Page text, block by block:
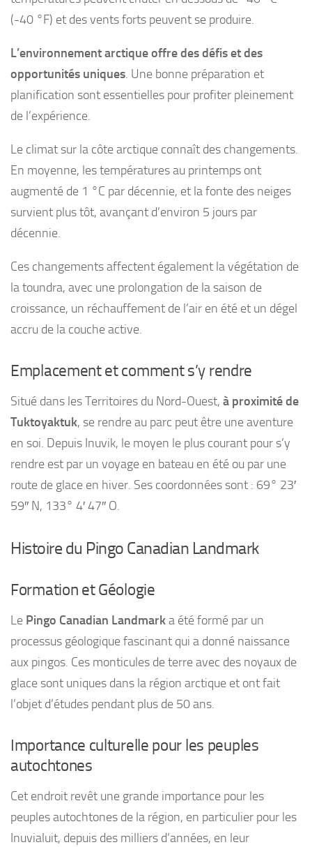
(-40 °F) et des vents forts peuvent se produire.
L’environnement arctique offre des défis et des
opportunités uniques. Une bonne préparation et
planification sont essentielles pour profiter pleinement
de l’expérience.
Le climat sur la côte arctique connaît des changements.
En moyenne, les températures au printemps ont
augmenté de 1 °C par décennie, et la fonte des neiges
survient plus tôt, avançant d’environ 5 jours par
décennie.
Ces changements affectent également la végétation de
la toundra, avec une prolongation de la saison de
croissance, un réchauffement de l’air en été et un dégel
accru de la couche active.
Emplacement et comment s’y rendre
Situé dans les Territoires du Nord-Ouest, à proximité de
Tuktoyaktuk, se rendre au parc peut être une aventure
en soi. Depuis Inuvik, le moyen le plus courant pour s’y
rendre est par un voyage en bateau en été ou par une
route de glace en hiver. Ses coordonnées sont : 69° 23′
59″ N, 133° 4′ 47″ O.
Histoire du Pingo Canadian Landmark
Formation et Géologie
Le Pingo Canadian Landmarka été formé par un
processus géologique fascinant qui a donné naissance
aux pingos. Ces monticules de terre avec des noyaux de
glace sont uniques dans la région arctique et ont fait
l’objet d’études pendant plus de 50 ans.
Importance culturelle pour les peuples
autochtones
Cet endroit revêt une grande importance pour les
peuples autochtones de la région, en particulier pour les
Inuvialuit, depuis des milliers d’années, en leur